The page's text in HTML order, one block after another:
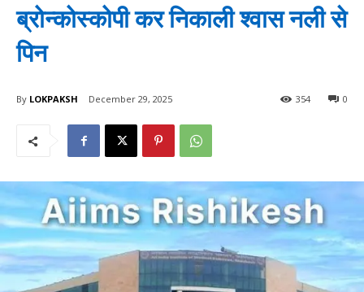
ब्रोन्कोस्कोपी कर निकाली श्वास नली से
पिन
By LOKPAKSH December 29, 2025 0
354